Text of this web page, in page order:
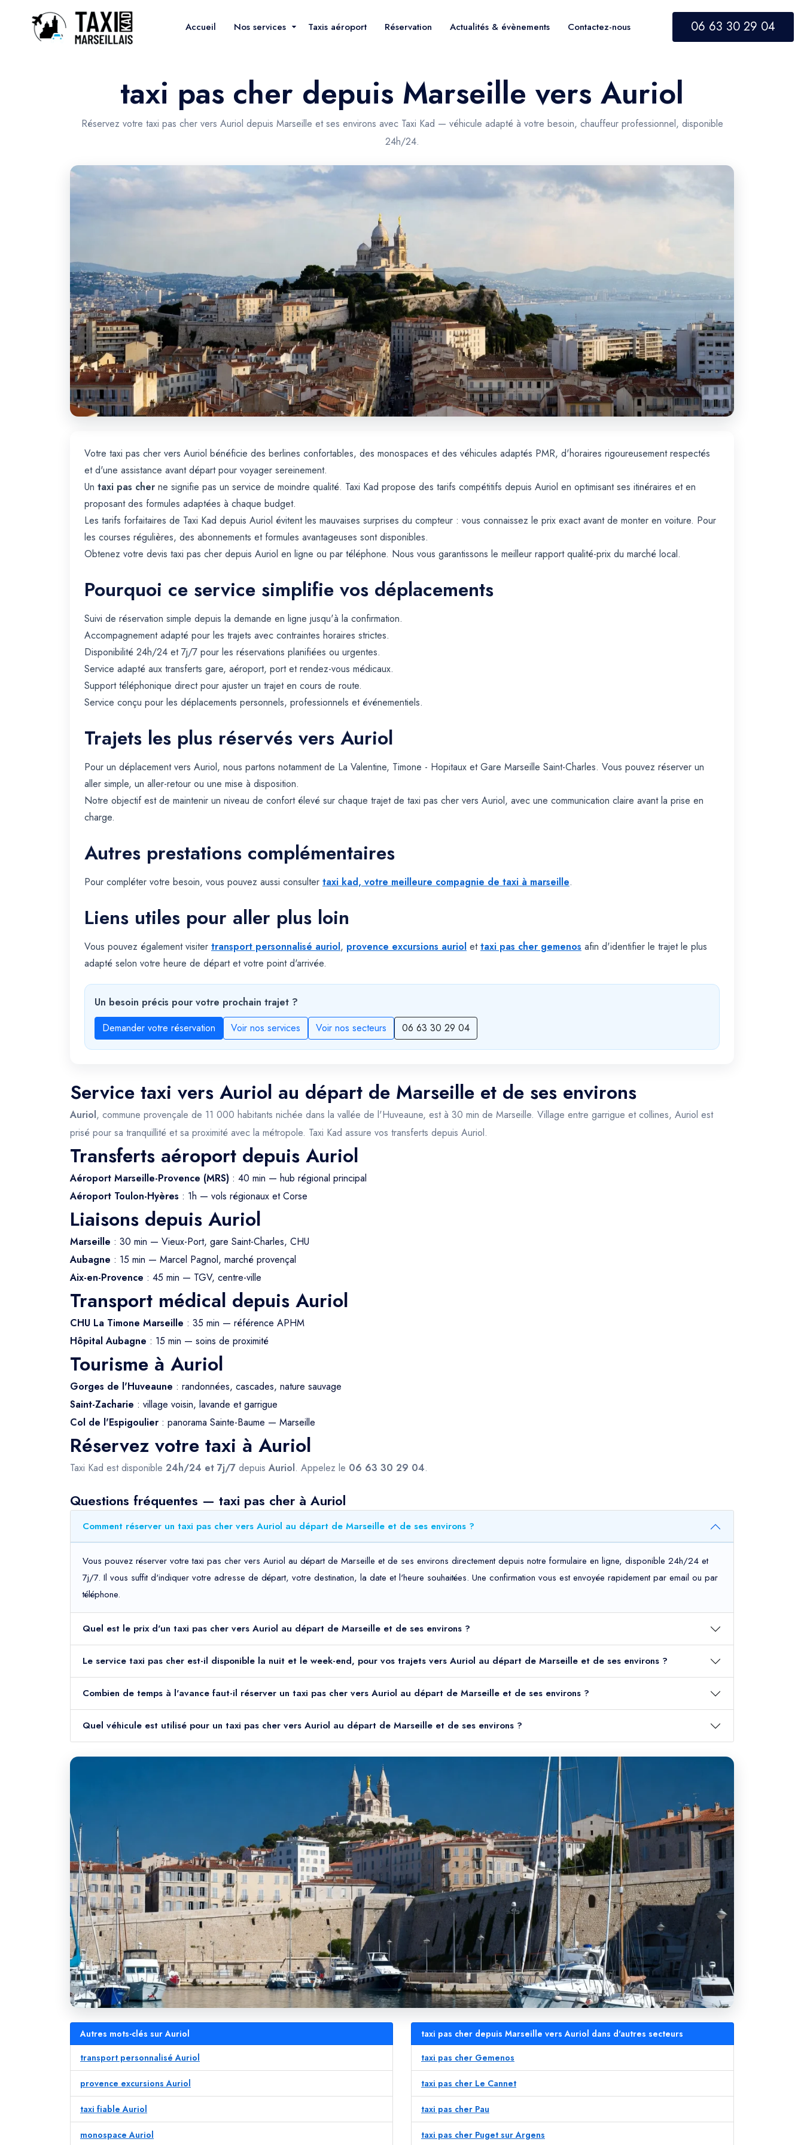
Accueil Nos services Taxis aéroport Réservation Actualités & évènements Contactez-nous 06 63 30 29 04
taxi pas cher depuis Marseille vers Auriol
Réservez votre taxi pas cher vers Auriol depuis Marseille et ses environs avec Taxi Kad — véhicule adapté à votre besoin, chauffeur professionnel, disponible
24h/24.
Votre taxi pas cher vers Auriol bénéficie des berlines confortables, des monospaces et des véhicules adaptés PMR, d'horaires rigoureusement respectés
et d'une assistance avant départ pour voyager sereinement.
Un taxi pas cher ne signifie pas un service de moindre qualité. Taxi Kad propose des tarifs compétitifs depuis Auriol en optimisant ses itinéraires et en
proposant des formules adaptées à chaque budget.
Les tarifs forfaitaires de Taxi Kad depuis Auriol évitent les mauvaises surprises du compteur : vous connaissez le prix exact avant de monter en voiture. Pour
les courses régulières, des abonnements et formules avantageuses sont disponibles.
Obtenez votre devis taxi pas cher depuis Auriol en ligne ou par téléphone. Nous vous garantissons le meilleur rapport qualité-prix du marché local.
Pourquoi ce service simplifie vos déplacements
Suivi de réservation simple depuis la demande en ligne jusqu'à la confirmation.
Accompagnement adapté pour les trajets avec contraintes horaires strictes.
Disponibilité 24h/24 et 7j/7 pour les réservations planifiées ou urgentes.
Service adapté aux transferts gare, aéroport, port et rendez-vous médicaux.
Support téléphonique direct pour ajuster un trajet en cours de route.
Service conçu pour les déplacements personnels, professionnels et événementiels.
Trajets les plus réservés vers Auriol
Pour un déplacement vers Auriol, nous partons notamment de La Valentine, Timone - Hopitaux et Gare Marseille Saint-Charles. Vous pouvez réserver un
aller simple, un aller-retour ou une mise à disposition.
Notre objectif est de maintenir un niveau de confort élevé sur chaque trajet de taxi pas cher vers Auriol, avec une communication claire avant la prise en
charge.
Autres prestations complémentaires
Pour compléter votre besoin, vous pouvez aussi consulter taxi kad, votre meilleure compagnie de taxi à marseille.
Liens utiles pour aller plus loin
Vous pouvez également visiter transport personnalisé auriol, provence excursions auriol ettaxi pas cher gemenos afin d'identifier le trajet le plus
adapté selon votre heure de départ et votre point d'arrivée.
Un besoin précis pour votre prochain trajet ?
Demander votre réservation
Voir nos services Voir nos secteurs 06 63 30 29 04
Service taxi vers Auriol au départ de Marseille et de ses environs
Auriol, commune provençale de 11 000 habitants nichée dans la vallée de l'Huveaune, est à 30 min de Marseille. Village entre garrigue et collines, Auriol est
prisé pour sa tranquillité et sa proximité avec la métropole. Taxi Kad assure vos transferts depuis Auriol.
Transferts aéroport depuis Auriol
Aéroport Marseille-Provence (MRS) : 40 min — hub régional principal
Aéroport Toulon-Hyères : 1h — vols régionaux et Corse
Liaisons depuis Auriol
Marseille : 30 min — Vieux-Port, gare Saint-Charles, CHU
Aubagne : 15 min — Marcel Pagnol, marché provençal
Aix-en-Provence : 45 min — TGV, centre-ville
Transport médical depuis Auriol
CHU La Timone Marseille : 35 min — référence APHM
Hôpital Aubagne : 15 min — soins de proximité
Tourisme à Auriol
Gorges de l'Huveaune : randonnées, cascades, nature sauvage
Saint-Zacharie : village voisin, lavande et garrigue
Col de l'Espigoulier : panorama Sainte-Baume — Marseille
Réservez votre taxi à Auriol
Taxi Kad est disponible 24h/24 et 7j/7 depuis Auriol. Appelez le 06 63 30 29 04.
Questions fréquentes — taxi pas cher à Auriol
Comment réserver un taxi pas cher vers Auriol au départ de Marseille et de ses environs ?
Vous pouvez réserver votre taxi pas cher vers Auriol au départ de Marseille et de ses environs directement depuis notre formulaire en ligne, disponible 24h/24 et
7j/7. Il vous suffit d'indiquer votre adresse de départ, votre destination, la date et l'heure souhaitées. Une confirmation vous est envoyée rapidement par email ou par
téléphone.
Quel est le prix d'un taxi pas cher vers Auriol au départ de Marseille et de ses environs ?
Le service taxi pas cher est-il disponible la nuit et le week-end, pour vos trajets vers Auriol au départ de Marseille et de ses environs ?
Combien de temps à l'avance faut-il réserver un taxi pas cher vers Auriol au départ de Marseille et de ses environs ?
Quel véhicule est utilisé pour un taxi pas cher vers Auriol au départ de Marseille et de ses environs ?
Autres mots-clés sur Auriol
transport personnalisé Auriol
provence excursions Auriol
taxi fiable Auriol
monospace Auriol
taxi pas cher depuis Marseille vers Auriol dans d'autres secteurs
taxi pas cher Gemenos
taxi pas cher Le Cannet
taxi pas cher Pau
taxi pas cher Puget sur Argens